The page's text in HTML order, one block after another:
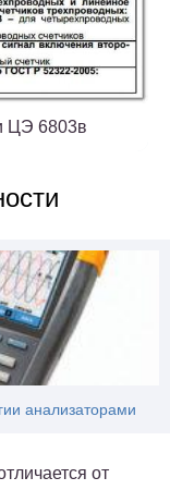
ЦЭ 6803в
анализаторами
от